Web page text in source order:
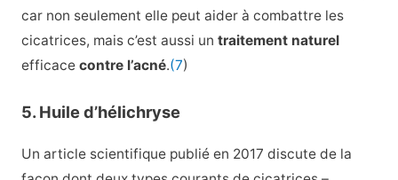
car non seulement elle peut aider à combattre les
cicatrices, mais c’est aussi un traitement naturel
efficace contre l’acné.(7)
5. Huile d’hélichryse
Un article scientifique publié en 2017 discute de la